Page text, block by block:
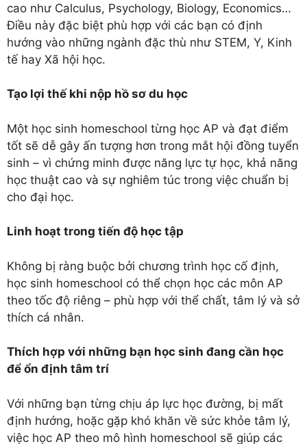
cao như Calculus, Psychology, Biology, Economics…
Điều này đặc biệt phù hợp với các bạn có định
hướng vào những ngành đặc thù như STEM, Y, Kinh
tế hay Xã hội học.
Tạo lợi thế khi nộp hồ sơ du học
Một học sinh homeschool từng học AP và đạt điểm
tốt sẽ dễ gây ấn tượng hơn trong mắt hội đồng tuyển
sinh – vì chứng minh được năng lực tự học, khả năng
học thuật cao và sự nghiêm túc trong việc chuẩn bị
cho đại học.
Linh hoạt trong tiến độ học tập
Không bị ràng buộc bởi chương trình học cố định,
học sinh homeschool có thể chọn học các môn AP
theo tốc độ riêng – phù hợp với thể chất, tâm lý và sở
thích cá nhân.
Thích hợp với những bạn học sinh đang cần học
để ổn định tâm trí
Với những bạn từng chịu áp lực học đường, bị mất
định hướng, hoặc gặp khó khăn về sức khỏe tâm lý,
việc học AP theo mô hình homeschool sẽ giúp các